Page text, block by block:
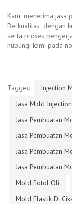
Kami menerima jasa
Berkualitas dengan
serta proses
hubungi kami pada
Tagged Injection
Jasa Mold Injection
Jasa Pembuatan
Jasa Pembuatan
Jasa Pembuatan
Jasa Pembuatan
Mold Botol Oli
Mold Plastik Di